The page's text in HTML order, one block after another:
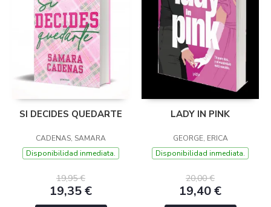
SI DECIDES QUEDARTE
CADENAS, SAMARA
Disponibilidad inmediata.
19,95 €
19,35 €
LADY IN PINK
GEORGE, ERICA
Disponibilidad inmediata.
20,00 €
19,40 €